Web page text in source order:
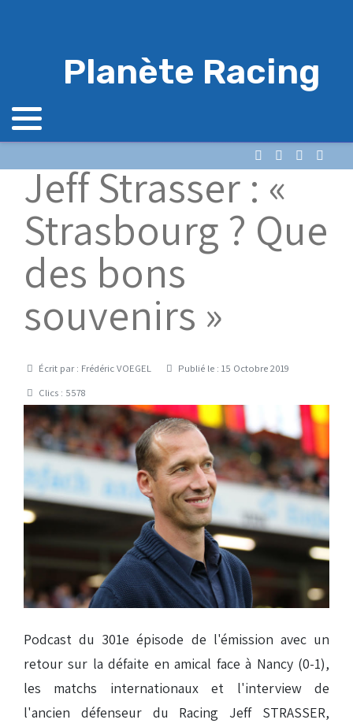
Planète Racing
Jeff Strasser : «
Strasbourg ? Que
des bons
souvenirs »
DétailsÉcrit par : Frédéric VOEGEL
Publié le : 15 Octobre 2019
Clics : 5578
Podcast du 301e épisode de l'émission avec un
retour sur la défaite en amical face à Nancy (0-1),
les matchs internationaux et l'interview de
l'ancien défenseur du Racing Jeff STRASSER,